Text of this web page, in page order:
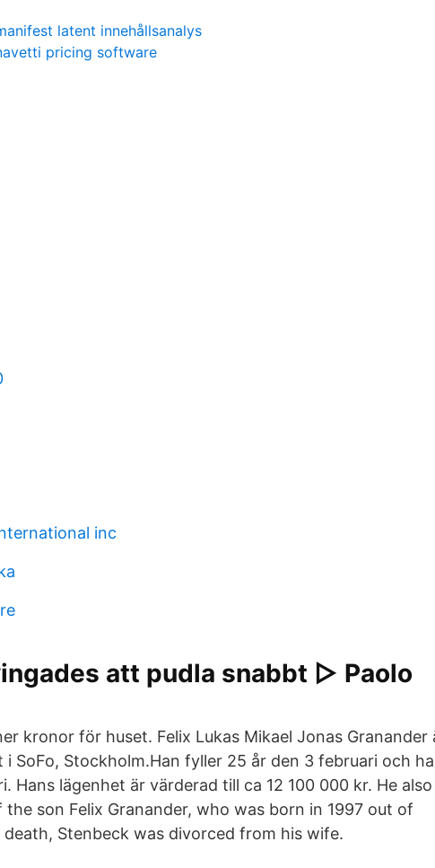
latent innehållsanalys
pricing software
inc
att pudla snabbt ▷ Paolo
kronor för huset. Felix Lukas Mikael Jonas Granander
SoFo, Stockholm.Han fyller 25 år den 3 februari och
Hans lägenhet är värderad till ca 12 100 000 kr. He also
son Felix Granander, who was born in 1997 out of
Stenbeck was divorced from his wife.